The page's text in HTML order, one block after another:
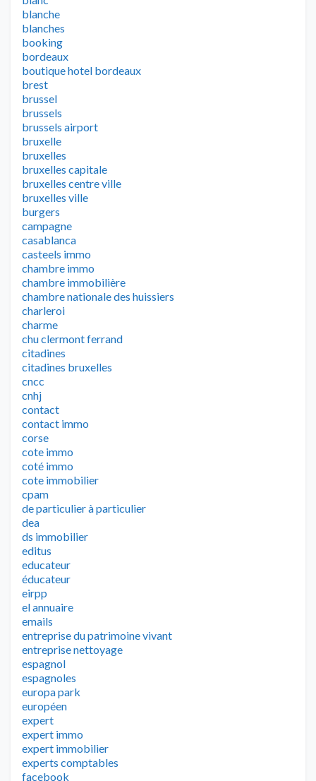
blanche
blanches
booking
bordeaux
boutique hotel bordeaux
brest
brussel
brussels
brussels airport
bruxelle
bruxelles
bruxelles capitale
bruxelles centre ville
bruxelles ville
burgers
campagne
casablanca
casteels immo
chambre immo
chambre immobilière
chambre nationale des huissiers
charleroi
charme
chu clermont ferrand
citadines
citadines bruxelles
cncc
cnhj
contact
contact immo
corse
cote immo
coté immo
cote immobilier
cpam
de particulier à particulier
dea
ds immobilier
editus
educateur
éducateur
eirpp
el annuaire
emails
entreprise du patrimoine vivant
entreprise nettoyage
espagnol
espagnoles
europa park
européen
expert
expert immo
expert immobilier
experts comptables
facebook